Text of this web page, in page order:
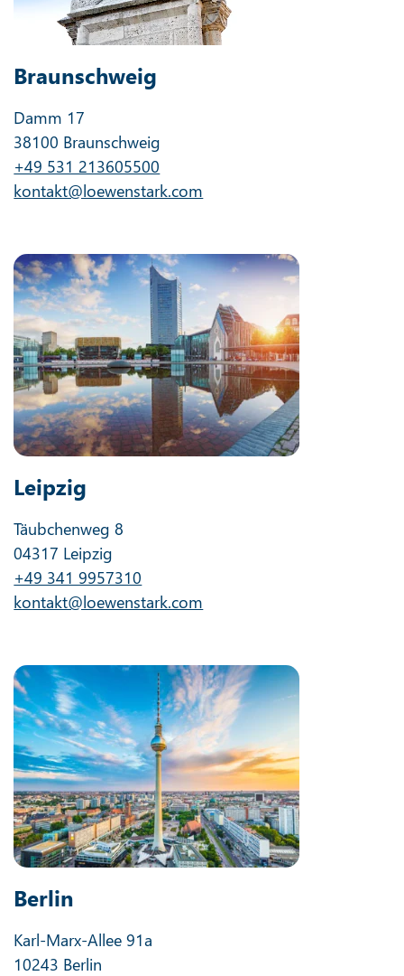
Braunschweig
Damm 17
38100 Braunschweig
+49 531 213605500
kontakt@loewenstark.com
Leipzig
Täubchenweg 8
04317 Leipzig
+49 341 9957310
kontakt@loewenstark.com
Berlin
Karl-Marx-Allee 91a
10243 Berlin